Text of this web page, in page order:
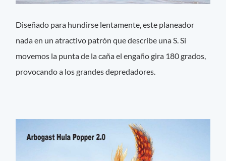
Diseñado para hundirse lentamente, este planeador
nada en un atractivo patrón que describe una S. Si
movemos la punta de la caña el engaño gira 180 grados,
provocando a los grandes depredadores.